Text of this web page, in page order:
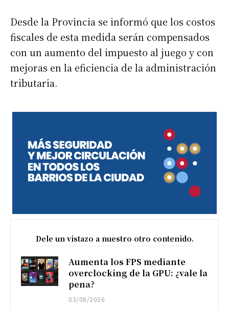
Desde la Provincia se informó que los costos
fiscales de esta medida serán compensados
con un aumento del impuesto al juego y con
mejoras en la eficiencia de la administración
tributaria.
Dele un vistazo a nuestro otro contenido.
Aumenta los FPS mediante
overclocking de la GPU: ¿vale la
pena?
03/08/2026